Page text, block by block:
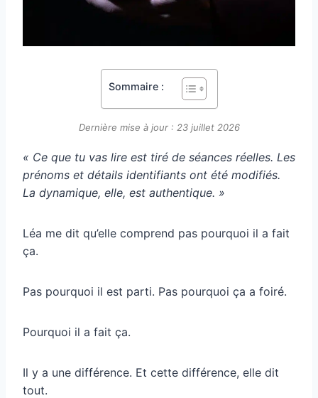
Sommaire :
Dernière mise à jour : 23 juillet 2026
« Ce que tu vas lire est tiré de séances réelles. Les
prénoms et détails identifiants ont été modifiés.
La dynamique, elle, est authentique. »
Léa me dit qu’elle comprend pas pourquoi il a fait
ça.
Pas pourquoi il est parti. Pas pourquoi ça a foiré.
Pourquoi il a fait ça.
Il y a une différence. Et cette différence, elle dit
tout.